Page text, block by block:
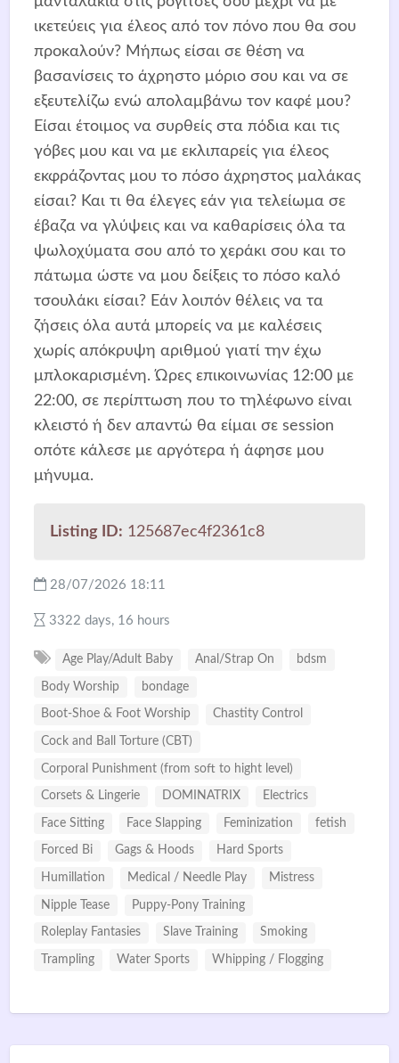
ικετεύεις για έλεος από τον πόνο που θα σου
προκαλούν? Μήπως είσαι σε θέση να
βασανίσεις το άχρηστο μόριο σου και να σε
εξευτελίζω ενώ απολαμβάνω τον καφέ μου?
Είσαι έτοιμος να συρθείς στα πόδια και τις
γόβες μου και να με εκλιπαρείς για έλεος
εκφράζοντας μου το πόσο άχρηστος μαλάκας
είσαι? Και τι θα έλεγες εάν για τελείωμα σε
έβαζα να γλύψεις και να καθαρίσεις όλα τα
ψωλοχύματα σου από το χεράκι σου και το
πάτωμα ώστε να μου δείξεις το πόσο καλό
τσουλάκι είσαι? Εάν λοιπόν θέλεις να τα
ζήσεις όλα αυτά μπορείς να με καλέσεις
χωρίς απόκρυψη αριθμού γιατί την έχω
μπλοκαρισμένη. Ώρες επικοινωνίας 12:00 με
22:00, σε περίπτωση που το τηλέφωνο είναι
κλειστό ή δεν απαντώ θα είμαι σε session
οπότε κάλεσε με αργότερα ή άφησε μου
μήνυμα.
Listing ID: 125687ec4f2361c8
28/07/2026 18:11
3322 days, 16 hours
Age Play/Adult Baby Anal/Strap On bdsm
Body Worship bondage
Boot-Shoe & Foot Worship Chastity Control
Cock and Ball Torture (CBT)
Corporal Punishment (from soft to hight level)
Corsets & Lingerie DOMINATRIX Electrics
Face Sitting Face Slapping Feminization fetish
Forced Bi Gags & Hoods Hard Sports
Humillation Medical / Needle Play Mistress
Nipple Tease Puppy-Pony Training
Roleplay Fantasies Slave Training Smoking
Trampling Water Sports Whipping / Flogging